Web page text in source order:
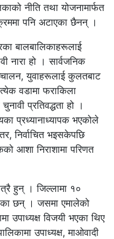
नीति तथा योजनामार्फत
पनि अटाएका छैनन् ।
बालबालिकाहरूलाई
नारा हो । सार्वजनिक
युवाहरूलाई कुलतबाट
वडामा फराकिला
प्रतिवद्धता हो ।
प्रध्यानाध्यापक भएकोले
निर्वाचित भइसकेपछि
आशा निराशामा परिणत
हुन् । जिल्लामा १०
छन् । जसमा एमालेको
उपाध्यक्ष विजयी भएका थिए
उपाध्यक्ष, माओवादी